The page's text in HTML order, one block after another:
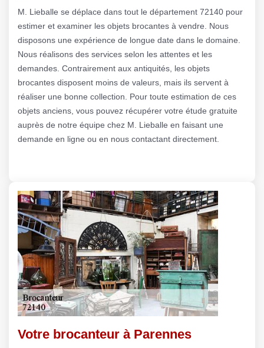
M. Lieballe se déplace dans tout le département 72140 pour
estimer et examiner les objets brocantes à vendre. Nous
disposons une expérience de longue date dans le domaine.
Nous réalisons des services selon les attentes et les
demandes. Contrairement aux antiquités, les objets
brocantes disposent moins de valeurs, mais ils servent à
réaliser une bonne collection. Pour toute estimation de ces
objets anciens, vous pouvez récupérer votre étude gratuite
auprès de notre équipe chez M. Lieballe en faisant une
demande en ligne ou en nous contactant directement.
Votre brocanteur à Parennes